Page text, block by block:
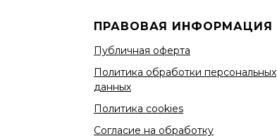
ПРАВОВАЯ ИНФОРМАЦИЯ
Публичная оферта
Политика обработки персональных
данных
Политика cookies
Согласие на обработку